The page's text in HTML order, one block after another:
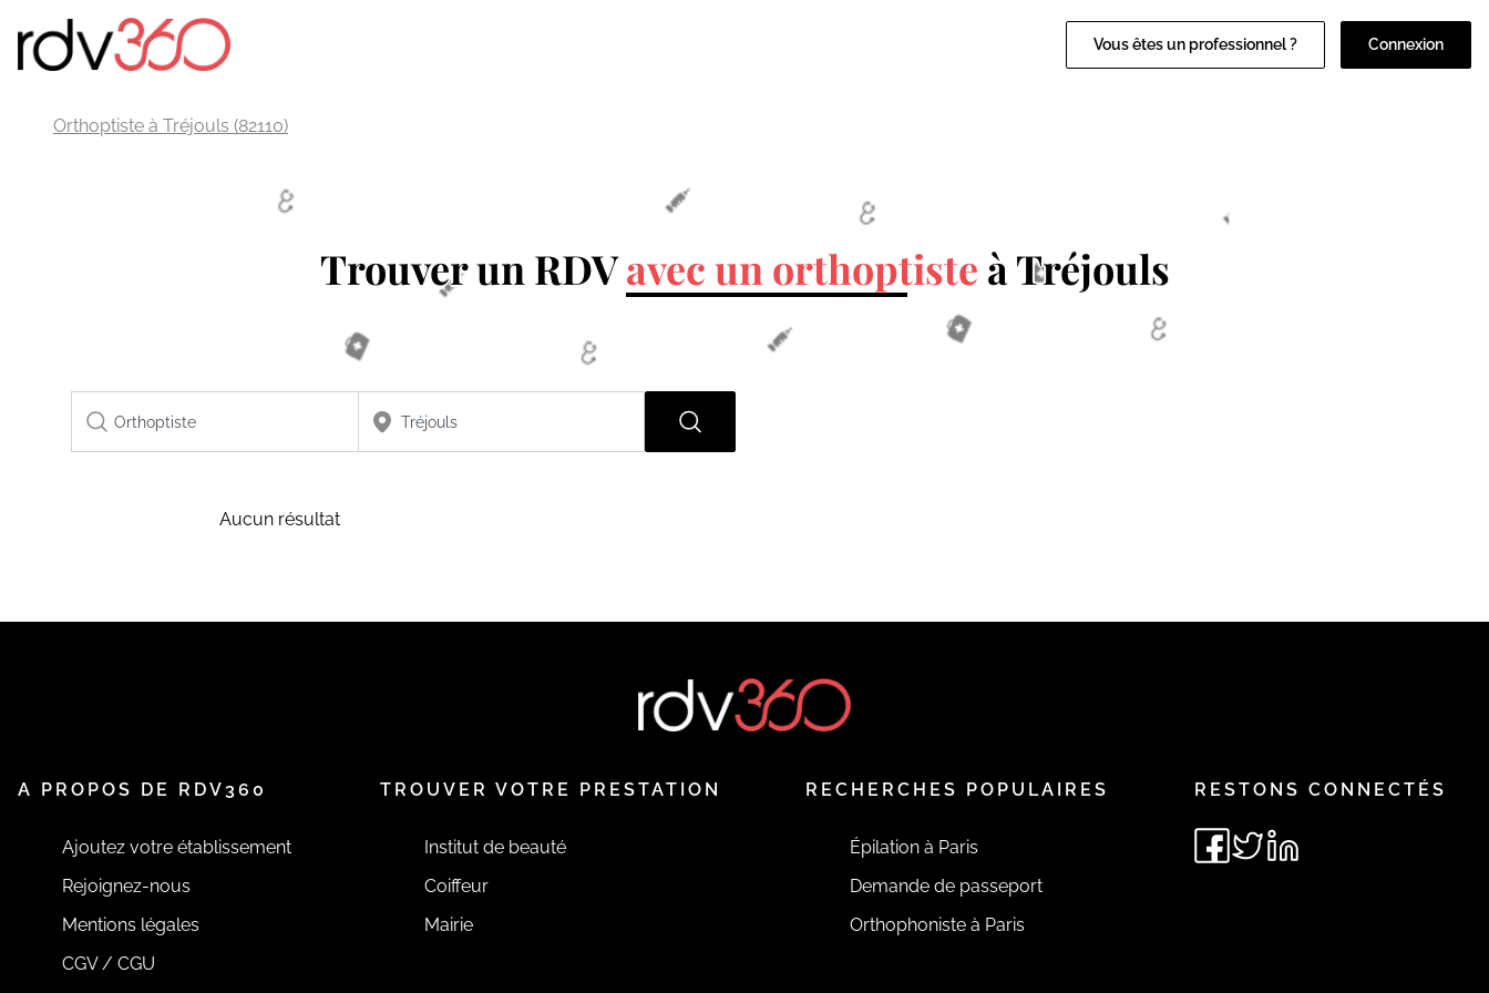
Vous êtes un professionnel ? Connexion
Orthoptiste à Tréjouls (82110)
Trouver un RDVavec un orthoptiste à Tréjouls
Aucun résultat
A PROPOS DE RDV360
Ajoutez votre établissement
Rejoignez-nous
Mentions légales
CGV / CGU
TROUVER VOTRE PRESTATION
Institut de beauté
Coiffeur
Mairie
RECHERCHES POPULAIRES
Épilation à Paris
Demande de passeport
Orthophoniste à Paris
RESTONS CONNECTÉS